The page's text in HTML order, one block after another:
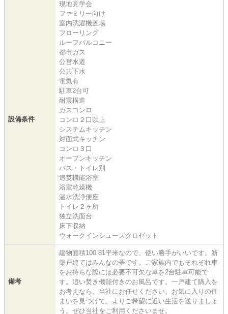
設備条件
現地見学会
ファミリー向け
室内洗濯機置場
フローリング
ルーフバルコニー
都市ガス
公営水道
公共下水
電気有
駐車2台可
耐震構造
ガスコンロ
コンロ２口以上
システムキッチン
対面式キッチン
コンロ３口
オープンキッチン
バス・トイレ別
追焚機能浴室
浴室乾燥機
温水洗浄便座
トイレ２ヶ所
独立洗面台
床下収納
ウォークインシューズクロゼット
備考
建物面積100.81平米なので、使い勝手がいいです。新
築戸建てはみんなの夢です。ご家族内でもそれぞれ車
をお持ちな際には必要不可欠な車を2台駐車可能で
す。追い焚き機能付きのお風呂です。一戸建て購入を
お考えなら、当社にお任せください。お気に入りの住
まいを見つけて、よりご希望に近い生活を送りましょ
う。ぜひ当社をご利用くださいませ。